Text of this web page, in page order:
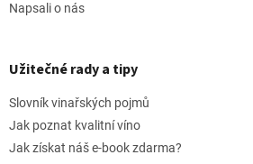
Napsali o nás
Užitečné rady a tipy
Slovník vinařských pojmů
Jak poznat kvalitní víno
Jak získat náš e-book zdarma?